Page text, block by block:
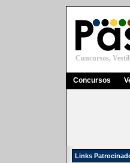
Cuncursos,
Concursos
Links